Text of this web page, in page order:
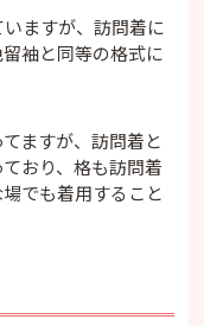
ますが、訪問着に
袖と同等の格式に
ますが、訪問着と
おり、格も訪問着
でも着用すること